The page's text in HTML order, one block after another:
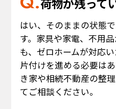
はい、そのままの状態
す。家具や家電、不用
も、ゼロホームが対応
片付けを進める必要は
き家や相続不動産の整
てご相談ください。